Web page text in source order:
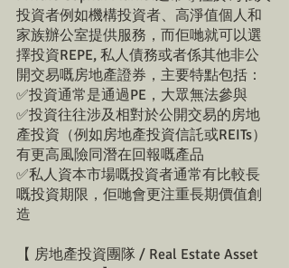
投資者例如機構投資者、高淨值個人和
家族辦公室提供服務，而佢哋就可以選
擇投資REPE, 私人債務或者係其他非公
開交易嘅房地產證券，主要特點包括：
✅投資通常是通過PE，大眾無法參與
✅投資往往涉及相對於公開交易的房地
產投資（例如房地產投資信託或REITs）
有更高風險同潛在回報嘅產品
✅私人資本市場嘅投資者通常有比較長
嘅投資期限，佢哋會更注重長期價值創
造
【 房地產投資團隊 / Real Estate Asset